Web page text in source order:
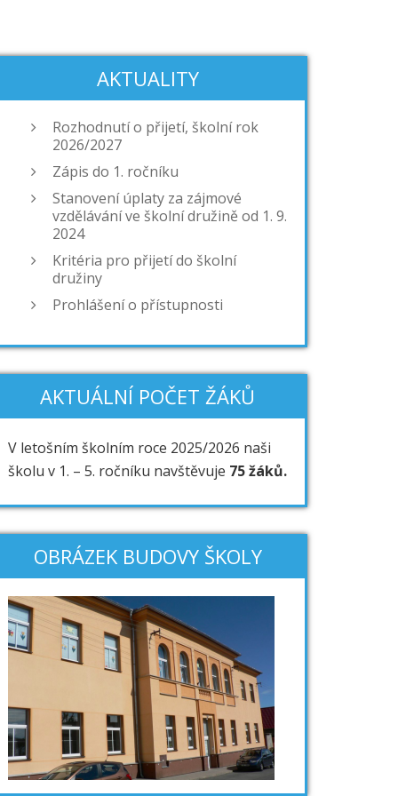
AKTUALITY
Rozhodnutí o přijetí, školní rok
2026/2027
Zápis do 1. ročníku
Stanovení úplaty za zájmové
vzdělávání ve školní družině od 1. 9.
2024
Kritéria pro přijetí do školní
družiny
Prohlášení o přístupnosti
AKTUÁLNÍ POČET ŽÁKŮ
V letošním školním roce 2025/2026 naši
školu v 1. – 5. ročníku navštěvuje 75 žáků.
OBRÁZEK BUDOVY ŠKOLY